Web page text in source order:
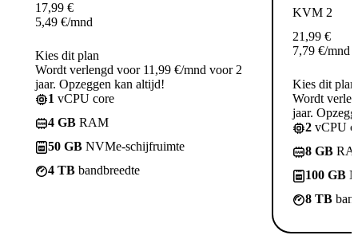
17,99 €
5,49 €/mnd
Kies dit plan
Wordt verlengd voor 11,99 €/mnd voor 2
jaar. Opzeggen kan altijd!
1 vCPU core
4 GB RAM
50 GB NVMe-schijfruimte
4 TB bandbreedte
KVM 2
21,99 €
7,79 €/mnd
Kies dit plan
Wordt
jaar.
2 vCPU
8 GB
100 GB
8 TB